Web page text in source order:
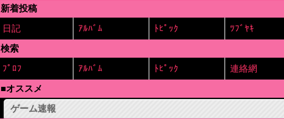
新着投稿
日記
ｱﾙﾊﾞﾑ ﾄﾋﾟｯｸ
ﾂﾌﾞﾔｷ
検索
ﾌﾟﾛﾌ
ｱﾙﾊﾞﾑ ﾄﾋﾟｯｸ
連絡網
■オススメ
ゲーム速報